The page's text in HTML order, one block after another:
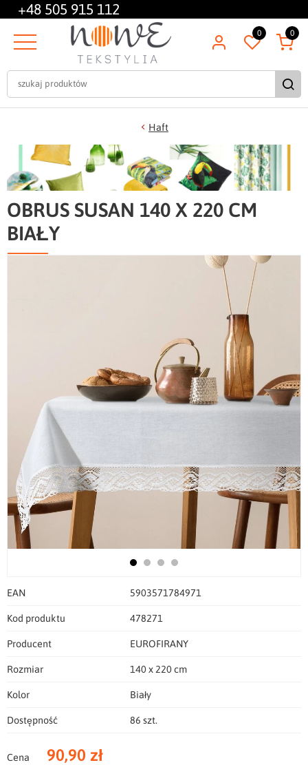
+48 505 915 112
0 0
Haft
OBRUS SUSAN 140 X 220 CM
BIAŁY
EAN 5903571784971
Kod produktu 478271
Producent EUROFIRANY
Rozmiar 140 x 220 cm
Kolor Biały
Dostępność 86 szt.
Cena 90,90 zł